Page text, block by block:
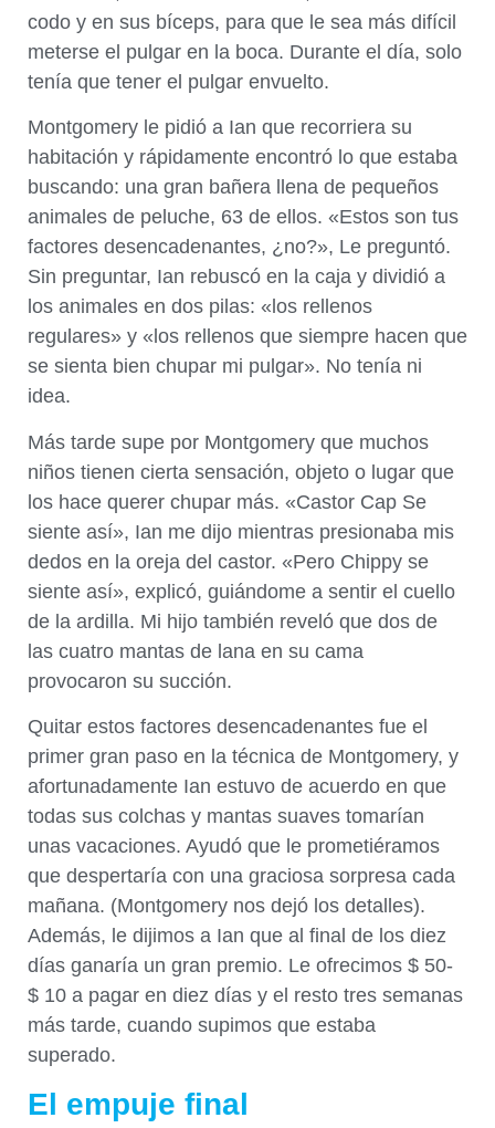
codo y en sus bíceps, para que le sea más difícil
meterse el pulgar en la boca. Durante el día, solo
tenía que tener el pulgar envuelto.
Montgomery le pidió a Ian que recorriera su
habitación y rápidamente encontró lo que estaba
buscando: una gran bañera llena de pequeños
animales de peluche, 63 de ellos. «Estos son tus
factores desencadenantes, ¿no?», Le preguntó.
Sin preguntar, Ian rebuscó en la caja y dividió a
los animales en dos pilas: «los rellenos
regulares» y «los rellenos que siempre hacen que
se sienta bien chupar mi pulgar». No tenía ni
idea.
Más tarde supe por Montgomery que muchos
niños tienen cierta sensación, objeto o lugar que
los hace querer chupar más. «Castor Cap Se
siente así», Ian me dijo mientras presionaba mis
dedos en la oreja del castor. «Pero Chippy se
siente así», explicó, guiándome a sentir el cuello
de la ardilla. Mi hijo también reveló que dos de
las cuatro mantas de lana en su cama
provocaron su succión.
Quitar estos factores desencadenantes fue el
primer gran paso en la técnica de Montgomery, y
afortunadamente Ian estuvo de acuerdo en que
todas sus colchas y mantas suaves tomarían
unas vacaciones. Ayudó que le prometiéramos
que despertaría con una graciosa sorpresa cada
mañana. (Montgomery nos dejó los detalles).
Además, le dijimos a Ian que al final de los diez
días ganaría un gran premio. Le ofrecimos $ 50-
$ 10 a pagar en diez días y el resto tres semanas
más tarde, cuando supimos que estaba
superado.
El empuje final